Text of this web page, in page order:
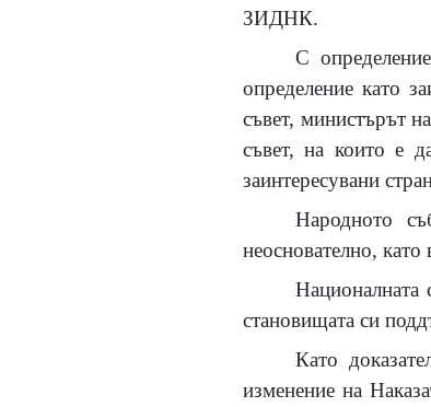
ЗИДНК.
С
определение като
съвет, министърът
съвет, на които е
заинтересувани
Народното
неоснователно,
Националната
становищата си
Като
изменение на